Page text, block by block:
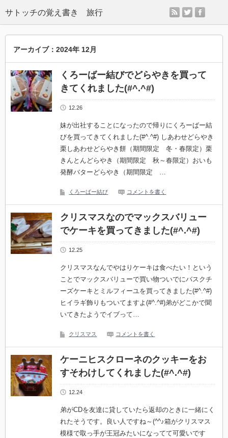
サトッチの覚え書き 旅行 rss twitter
アーカイブ：2024年 12月
くろーばー結びでどらやきを買って
きてくれました(#^.^#)
12.26
妹が出社することになったので帰りにくろーばー結
びを買ってきてくれました(#^.^#) しあわせどらやき
栗しあわせどらやき餅（期間限定 冬・春限定）栗
きんとんどらやき（期間限定 秋～春限定）おいも
発酵バターどらやき（期間限定 …
くろーばー結び コメントを書く
クリスマスなのでマックスバリュー
でケーキを買ってきました(#^.^#)
12.25
クリスマスなんでやはりケーキは食べたい！という
ことでマックスバリューで買い物ついでにバスクチ
ーズケーキとミルフィーユを買ってきました(#^.^#)
ヒイラギ飾りもついてますよ(#^.^#)弟がどこかで聞
いてきたようでイブって…
クリスマス コメントを書く
ケーニヒスクローネのクッキーをお
すそわけしてくれました(#^.^#)
12.24
弟がCDを友達に貸していたら返却のときに一緒にく
れたそうです。良い人ですね～(^^♪箱がクリスマス
模様で取っ手が王冠みたいになってて可愛いです